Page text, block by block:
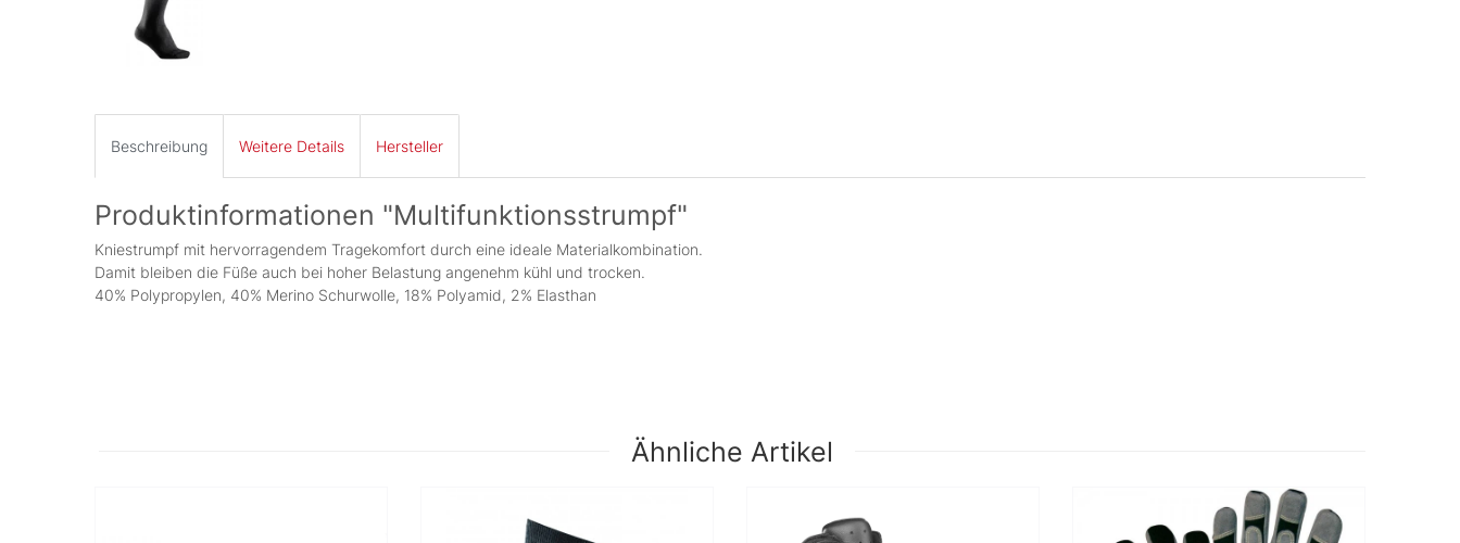
Beschreibung Weitere Details Hersteller
Produktinformationen "Multifunktionsstrumpf"
Kniestrumpf mit hervorragendem Tragekomfort durch eine ideale Materialkombination.
Damit bleiben die Füße auch bei hoher Belastung angenehm kühl und trocken.
40% Polypropylen, 40% Merino Schurwolle, 18% Polyamid, 2% Elasthan
Ähnliche Artikel